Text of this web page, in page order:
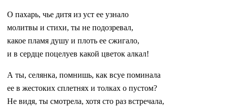
О пахарь, чье дитя из уст ее узнало
молитвы и стихи, ты не подозревал,
какое пламя душу и плоть ее сжигало,
и в сердце поцелуев какой цветок алкал!
А ты, селянка, помнишь, как всуе поминала
ее в жестоких сплетнях и толках о пустом?
Не видя, ты смотрела, хотя сто раз встречала,